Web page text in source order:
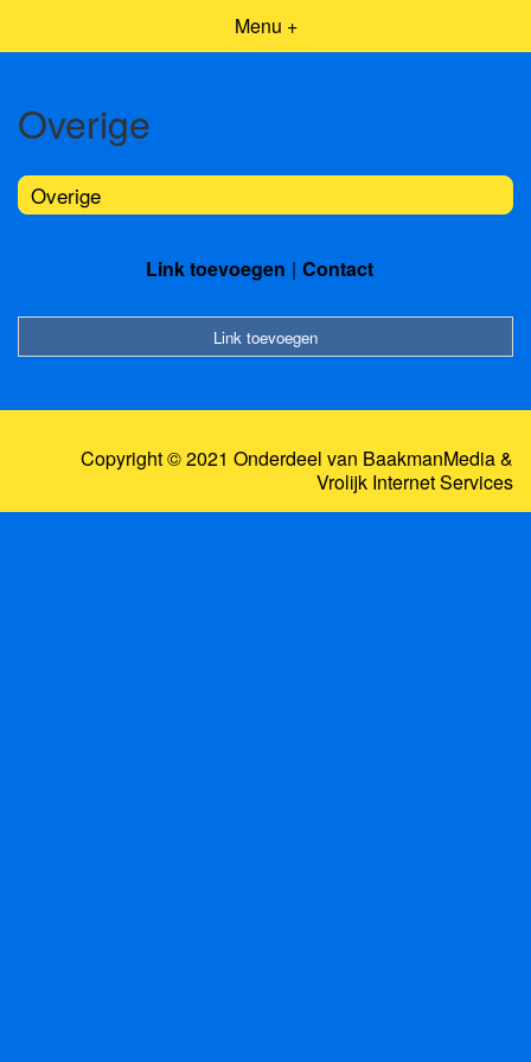
Menu +
Overige
Overige
Link toevoegen Contact
Link toevoegen
Copyright © 2021 Onderdeel van BaakmanMedia&
Vrolijk Internet Services